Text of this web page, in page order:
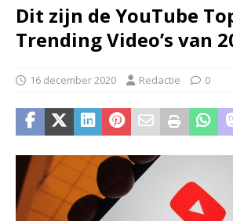
Dit zijn de YouTube
Trending Video’s van
16 december 2020 Redactie 0